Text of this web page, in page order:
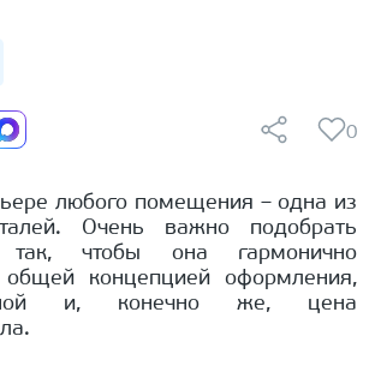
0
любого помещения – одна из
Очень важно подобрать
так, чтобы она гармонично
общей концепцией оформления,
и, конечно же, цена